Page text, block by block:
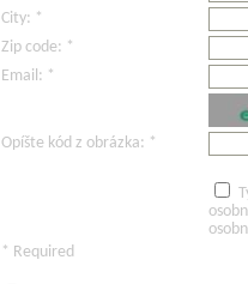
City: *
Zip code: *
Email: *
Opíšte kód z obrázka: *
* Required